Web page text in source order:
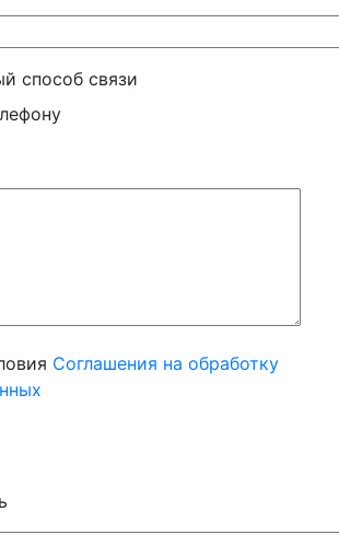
способ связи
Соглашения на обработку